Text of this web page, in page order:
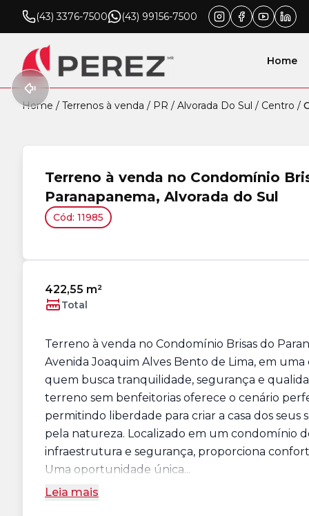
(43) 3376-7500 (43) 99156-7500
Home
Home / Terrenos à venda / PR / Alvorada Do Sul / Centro /
Terreno à venda no Condomínio
Paranapanema, Alvorada do Sul
Cód: 11985
422,55 m²
Total
Terreno à venda no Condomínio Brisas do
Avenida Joaquim Alves Bento de Lima, em uma
quem busca tranquilidade, segurança e
terreno sem benfeitorias oferece o cenário
permitindo liberdade para criar a casa dos
pela natureza. Localizado em um condomínio
infraestrutura e segurança, proporciona
Uma oportunidade única...
Leia mais